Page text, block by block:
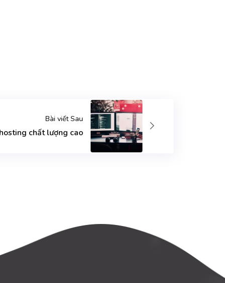
Bài viết Sau
chất lượng cao